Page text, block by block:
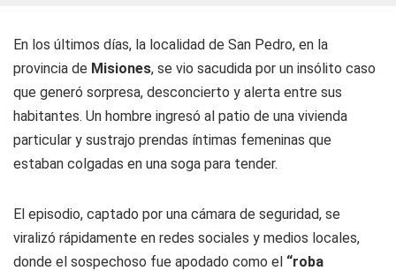
En los últimos días, la localidad de San Pedro, en la
provincia de Misiones, se vio sacudida por un insólito caso
que generó sorpresa, desconcierto y alerta entre sus
habitantes. Un hombre ingresó al patio de una vivienda
particular y sustrajo prendas íntimas femeninas que
estaban colgadas en una soga para tender.
El episodio, captado por una cámara de seguridad, se
viralizó rápidamente en redes sociales y medios locales,
donde el sospechoso fue apodado como el “roba